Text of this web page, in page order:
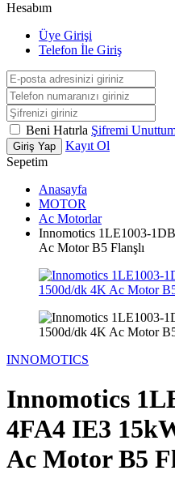
Hesabım
Üye Girişi
Telefon İle Giriş
Beni Hatırla Şifremi
Giriş Yap
Kayıt Ol
Sepetim
Anasayfa
MOTOR
Ac Motorlar
Innomotics 1LE1003-
Ac Motor B5 Flanşlı
INNOMOTICS
Innomotics
4FA4 IE3
Ac Motor B5